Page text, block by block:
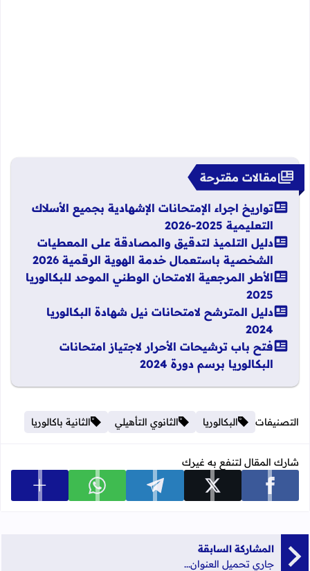
مقالات مقترحة
تواريخ اجراء الإمتحانات الإشهادية بجميع الأسلاك
التعليمية 2025-2026
دليل التلميذ لتدقيق والمصادقة على المعطيات
الشخصية باستعمال خدمة الهوية الرقمية 2026
الأطر المرجعية الامتحان الوطني الموحد للبكالوريا
2025
دليل المترشح لامتحانات نيل شهادة البكالوريا
2024
فتح باب ترشيحات الأحرار لاجتياز امتحانات
البكالوريا برسم دورة 2024
التصنيفات البكالوريا الثانوي التأهيلي الثانية باكالوريا
شارك المقال لتنفع به غيرك
شارك على facebook شارك على x شارك على telegram شارك على whatsapp عرض
المشاركة السابقة
جاري تحميل العنوان...